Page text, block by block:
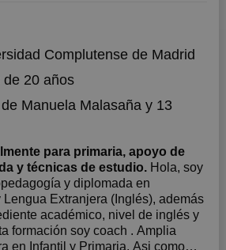
Complutense de Madrid
de 20 años
Manuela Malasañay 13
para primaria, apoyo de
y técnicas de estudio. Hola, soy
y diplomada en
Lengua Extranjera (Inglés), además
académico, nivel de inglés y
formación soy coach . Amplia
en Infantil y Primaria. Asi como